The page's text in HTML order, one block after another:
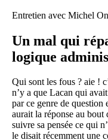
Entretien avec Michel
Un mal qui
logique
Qui sont les fous ? aie !
n’y a que Lacan qui
par ce genre de question
aurait la réponse au bout
suivre sa pensée ce qui
le disait récemment une